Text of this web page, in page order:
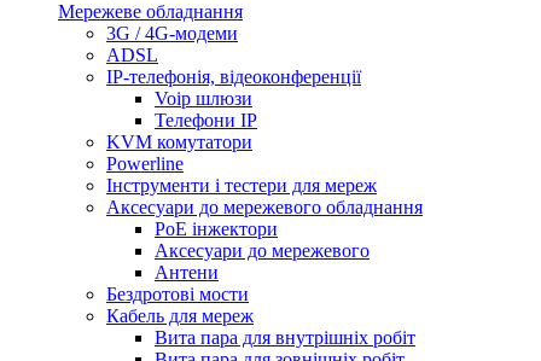
Мережеве обладнання
3G / 4G-модеми
ADSL
IP-телефонія, відеоконференції
Voip шлюзи
Телефони IP
KVM комутатори
Powerline
Інструменти і тестери для мереж
Аксесуари до мережевого обладнання
PoE інжектори
Аксесуари до мережевого
Антени
Бездротові мости
Кабель для мереж
Вита пара для внутрішніх робіт